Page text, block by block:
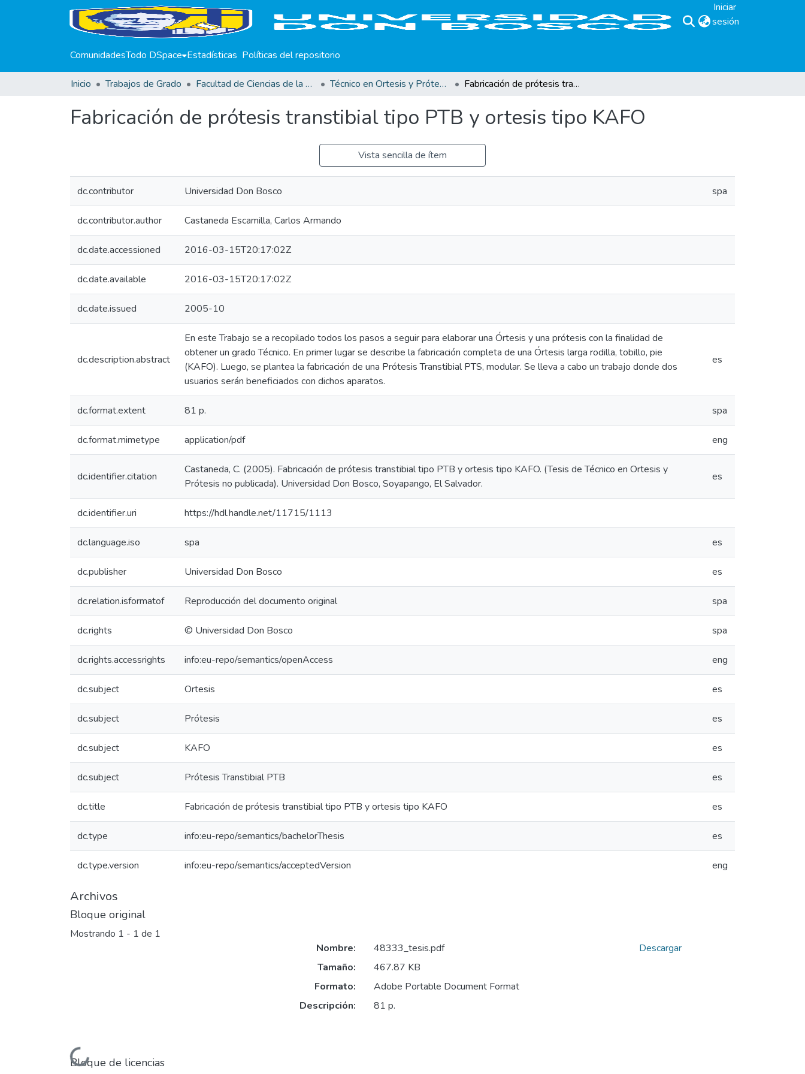
Iniciar
sesión
ComunidadesTodo DSpace Estadísticas Políticas del repositorio
Inicio Trabajos de Grado Facultad de Ciencias de la Rehabilitación Técnico en Ortesis y Prótesis Fabricación de prótesis transtibial tipo PTB y ortesis tipo KAFO
Fabricación de prótesis transtibial tipo PTB y ortesis tipo KAFO
Vista sencilla de ítem
dc.contributor Universidad Don Bosco spa
dc.contributor.author Castaneda Escamilla, Carlos Armando
dc.date.accessioned 2016-03-15T20:17:02Z
dc.date.available 2016-03-15T20:17:02Z
dc.date.issued 2005-10
dc.description.abstract
En este Trabajo se a recopilado todos los pasos a seguir para elaborar una Órtesis y una prótesis con la finalidad de
obtener un grado Técnico. En primer lugar se describe la fabricación completa de una Órtesis larga rodilla, tobillo, pie
(KAFO). Luego, se plantea la fabricación de una Prótesis Transtibial PTS, modular. Se lleva a cabo un trabajo donde dos
usuarios serán beneficiados con dichos aparatos.
es
dc.format.extent 81 p. spa
dc.format.mimetype application/pdf eng
dc.identifier.citation
Castaneda, C. (2005). Fabricación de prótesis transtibial tipo PTB y ortesis tipo KAFO. (Tesis de Técnico en Ortesis y
Prótesis no publicada). Universidad Don Bosco, Soyapango, El Salvador.
es
dc.identifier.uri https://hdl.handle.net/11715/1113
dc.language.iso spa es
dc.publisher Universidad Don Bosco es
dc.relation.isformatof Reproducción del documento original spa
dc.rights © Universidad Don Bosco spa
dc.rights.accessrights info:eu-repo/semantics/openAccess eng
dc.subject Ortesis es
dc.subject Prótesis es
dc.subject KAFO es
dc.subject Prótesis Transtibial PTB es
dc.title Fabricación de prótesis transtibial tipo PTB y ortesis tipo KAFO es
dc.type info:eu-repo/semantics/bachelorThesis es
dc.type.version info:eu-repo/semantics/acceptedVersion eng
Archivos
Bloque original
Mostrando 1 - 1 de 1
Cargando...
Nombre:
48333_tesis.pdf
Tamaño:
467.87 KB
Formato:
Adobe Portable Document Format
Descripción:
81 p.
Descargar
Bloque de licencias